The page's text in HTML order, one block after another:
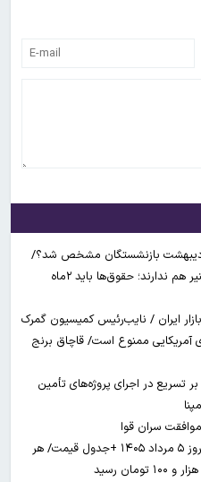
بازنشستگان مشخص شد؟/
کریمی: بازنشستگان توان خرید نان و پنیر هم ندارند؛ حقوق‌ها باید ۲ماه
ایران / نایب‌رئیس کمیسیون گمرک
آمریکایی ممنوع است/ قاچاق برنج
تسریع در اجرای پروژه‌های تأمین
افزایش قیمت طلا و سکه در بازار امروز ۵ مرداد ۱۴۰۵ +جدول قیمت/ هر